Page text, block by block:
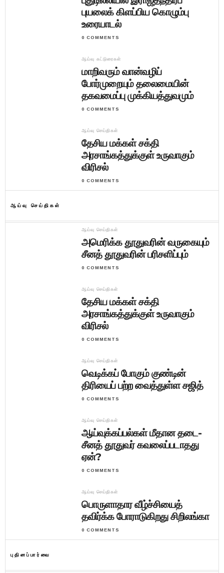
புயலைக் கிளப்பிய கொழும்பு
உரையாடல்
0 COMMENTS
ஆய்வு கட்டுரைகள்
மாறிவரும் வான்வழிப்
போர்முறையும் தலைமையின்
தகவமைப்பு முக்கியத்துவமும்
0 COMMENTS
ஆய்வு செய்திகள்
தேசிய மக்கள் சக்தி
அரசாங்கத்துக்குள் உருவாகும்
விரிசல்
0 COMMENTS
ஆய்வு செய்திகள்
ஆய்வு செய்திகள்
அமெரிக்க தூதுவரின் வருகையும்
சீனத் தூதுவரின் பரிசளிப்பும்
0 COMMENTS
ஆய்வு செய்திகள்
தேசிய மக்கள் சக்தி
அரசாங்கத்துக்குள் உருவாகும்
விரிசல்
0 COMMENTS
ஆய்வு செய்திகள்
வெடிக்கப் போகும் குண்டின்
திரியைப் பற்ற வைத்துள்ள சஜித்
0 COMMENTS
ஆய்வு செய்திகள்
ஆய்வுக்கப்பல்கள் மீதான தடை-
சீனத் தூதுவர் கவலைப்படாதது
ஏன்?
0 COMMENTS
ஆய்வு செய்திகள்
பொருளாதார வீழ்ச்சியைத்
தவிர்க்க போராடுகிறது சிறிலங்கா
0 COMMENTS
புதினப்பார்வை